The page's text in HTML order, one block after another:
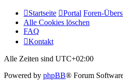
Startseite Portal Foren-
Alle Cookies löschen
FAQ
Kontakt
Alle Zeiten sind UTC+02:00
Powered by phpBB® Forum